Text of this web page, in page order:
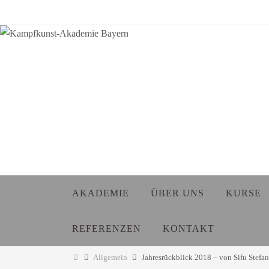
Inhalt
springen
AKADEMIE ÜBER UNS KURSE
REFERENZEN KONTAKT
StartAllgemein Jahresrückblick 2018 – von Sifu Stefan